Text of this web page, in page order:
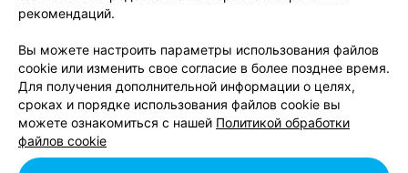
Я даюСогласие на обработку персональных данных
рекомендаций.
Вы можете настроить параметры использования файлов
cookie или изменить свое согласие в более позднее время.
Для получения дополнительной информации о целях,
сроках и порядке использования файлов cookie вы
можете ознакомиться с нашей Политикой обработки
файлов cookie